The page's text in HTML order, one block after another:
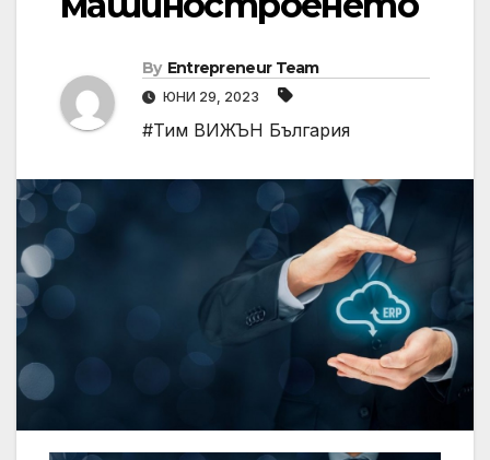
By Entrepreneur Team
ЮНИ 29, 2023
#Тим ВИЖЪН България